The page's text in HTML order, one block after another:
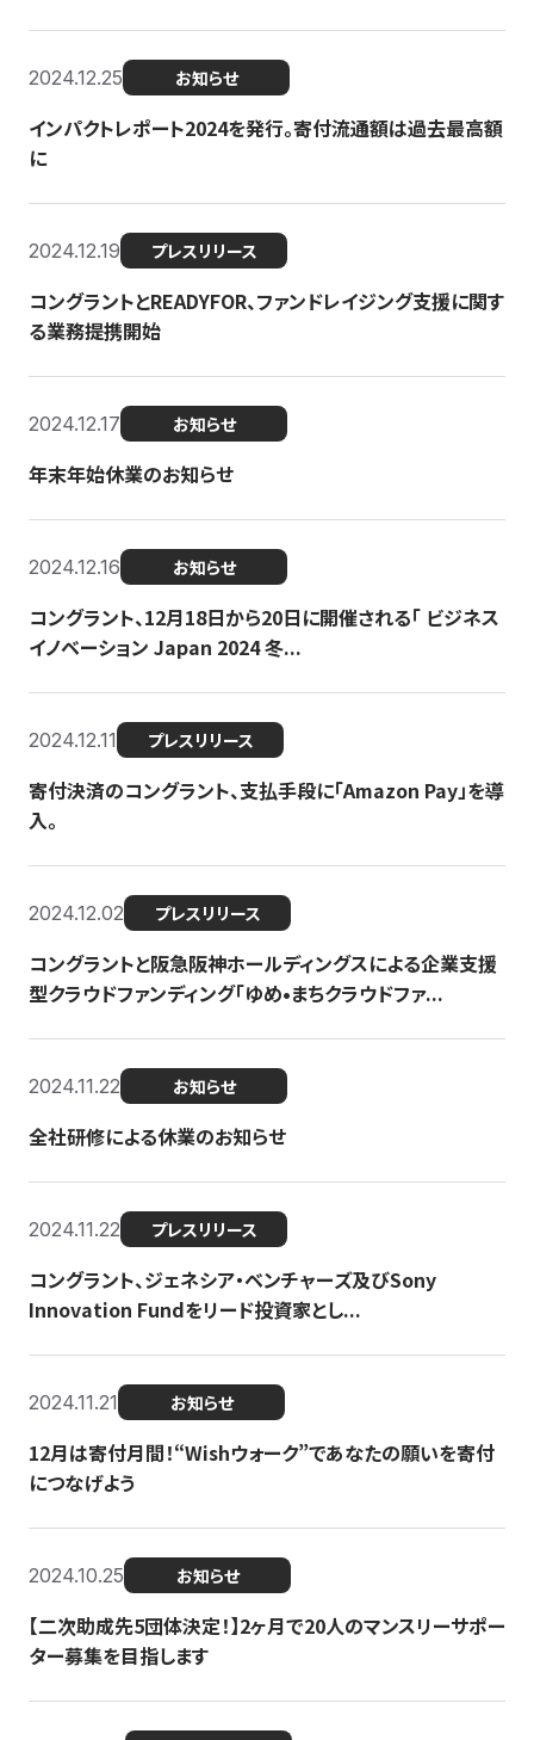
2024.12.25 お知らせ
インパクトレポート2024を発行。寄付流通額は過去最高額
に
2024.12.19 プレスリリース
コングラントとREADYFOR、ファンドレイジング支援に関す
る業務提携開始
2024.12.17 お知らせ
年末年始休業のお知らせ
2024.12.16 お知らせ
コングラント、12月18日から20日に開催される「 ビジネス
イノベーション Japan 2024 冬...
2024.12.11 プレスリリース
寄付決済のコングラント、支払手段に「Amazon Pay」を導
入。
2024.12.02 プレスリリース
コングラントと阪急阪神ホールディングスによる企業支援
型クラウドファンディング「ゆめ•まちクラウドファ...
2024.11.22 お知らせ
全社研修による休業のお知らせ
2024.11.22 プレスリリース
コングラント、ジェネシア・ベンチャーズ及びSony
Innovation Fundをリード投資家とし...
2024.11.21 お知らせ
12月は寄付月間！“Wishウォーク”であなたの願いを寄付
につなげよう
2024.10.25 お知らせ
【二次助成先5団体決定！】2ヶ月で20人のマンスリーサポー
ター募集を目指します